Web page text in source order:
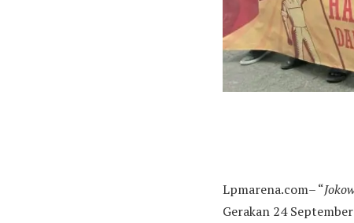
Lpmarena.com– “
Gerakan 24